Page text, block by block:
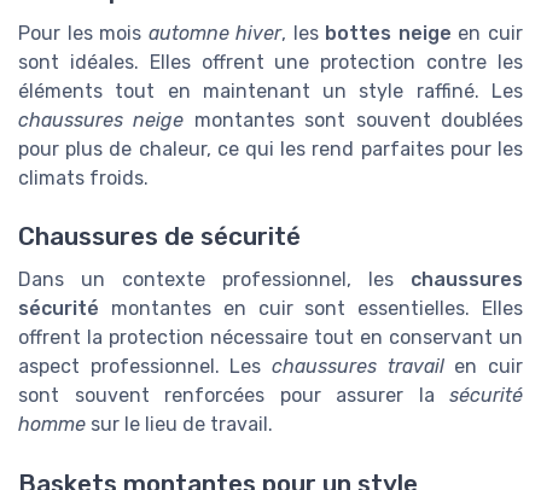
Pour les mois automne hiver, les bottes neige en cuir
sont idéales. Elles offrent une protection contre les
éléments tout en maintenant un style raffiné. Les
chaussures neige montantes sont souvent doublées
pour plus de chaleur, ce qui les rend parfaites pour les
climats froids.
Chaussures de sécurité
Dans un contexte professionnel, les chaussures
sécurité montantes en cuir sont essentielles. Elles
offrent la protection nécessaire tout en conservant un
aspect professionnel. Les chaussures travailen cuir
sont souvent renforcées pour assurer la sécurité
homme sur le lieu de travail.
Baskets montantes pour un style